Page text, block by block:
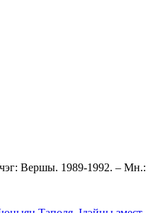
Вершы. 1989-1992. – Мн.: